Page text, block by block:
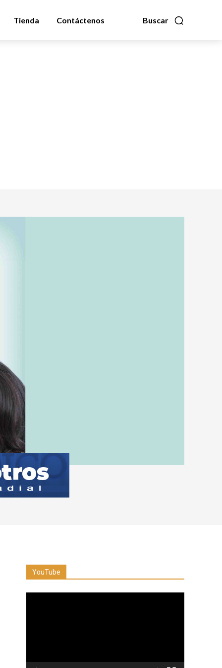
Buscar
Tienda Contáctenos
YouTube